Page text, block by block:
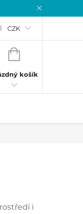
CZK
NÁKUPNÍ
košík
i